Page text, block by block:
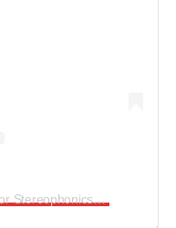
Una publicación compartida por Stereophonics (@stereophonicsofficial)